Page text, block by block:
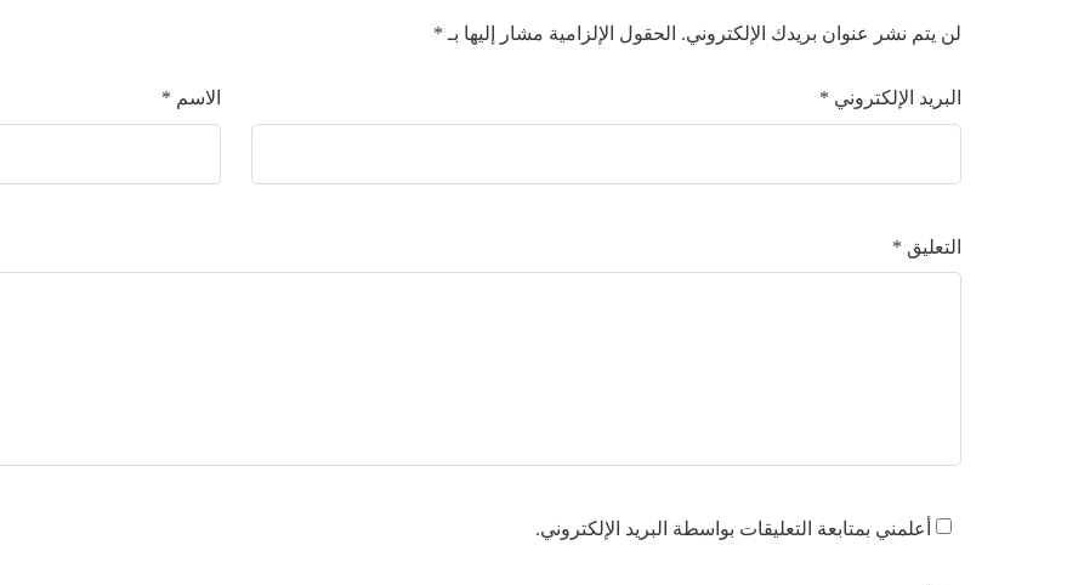
لن يتم نشر عنوان بريدك الإلكتروني. الحقول الإلزامية مشار إليها بـ *
الاسم * البريد الإلكتروني *
التعليق *
أعلمني بمتابعة التعليقات بواسطة البريد الإلكتروني.